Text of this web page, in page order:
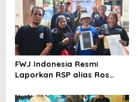
Merasa Di abaikan
FWJ Indonesia Resmi
Laporkan RSP alias Ros